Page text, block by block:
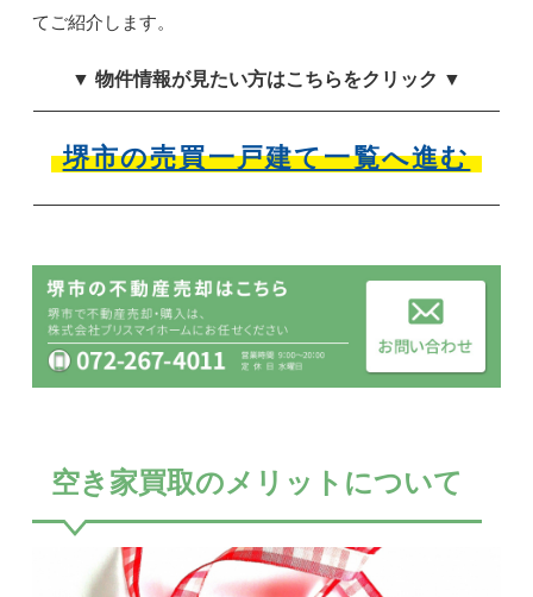
てご紹介します。
▼ 物件情報が見たい方はこちらをクリック ▼
堺市の売買一戸建て一覧へ進む
空き家買取のメリットについて